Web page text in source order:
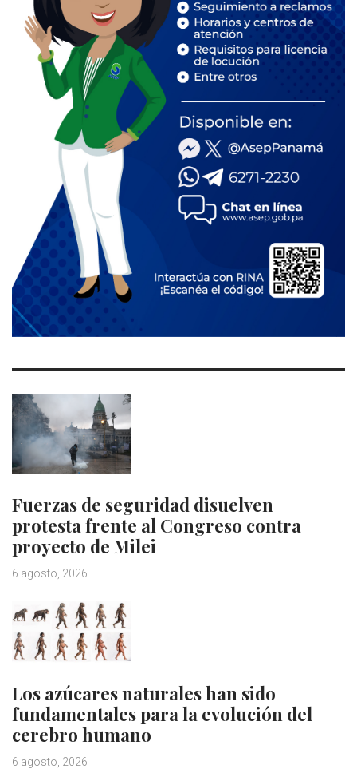
Fuerzas de seguridad disuelven
protesta frente al Congreso contra
proyecto de Milei
6 agosto, 2026
Los azúcares naturales han sido
fundamentales para la evolución del
cerebro humano
6 agosto, 2026